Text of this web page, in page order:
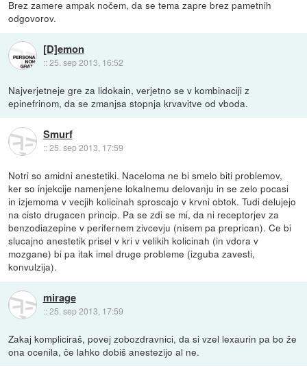
Brez zamere ampak nočem, da se tema zapre brez pametnih
odgovorov.
[D]emon
::25. sep 2013, 16:52
Najverjetneje gre za lidokain, verjetno se v kombinaciji z
epinefrinom, da se zmanjsa stopnja krvavitve od vboda.
Smurf
::25. sep 2013, 17:59
Notri so amidni anestetiki. Naceloma ne bi smelo biti problemov,
ker so injekcije namenjene lokalnemu delovanju in se zelo pocasi
in izjemoma v vecjih kolicinah sproscajo v krvni obtok. Tudi delujejo
na cisto drugacen princip. Pa se zdi se mi, da ni receptorjev za
benzodiazepine v perifernem zivcevju (nisem pa preprican). Ce bi
slucajno anestetik prisel v kri v velikih kolicinah (in vdora v
mozgane) bi pa itak imel druge probleme (izguba zavesti,
konvulzija).
mirage
::25. sep 2013, 17:59
Zakaj kompliciraš, povej zobozdravnici, da si vzel lexaurin pa bo že
ona ocenila, če lahko dobiš anestezijo al ne.